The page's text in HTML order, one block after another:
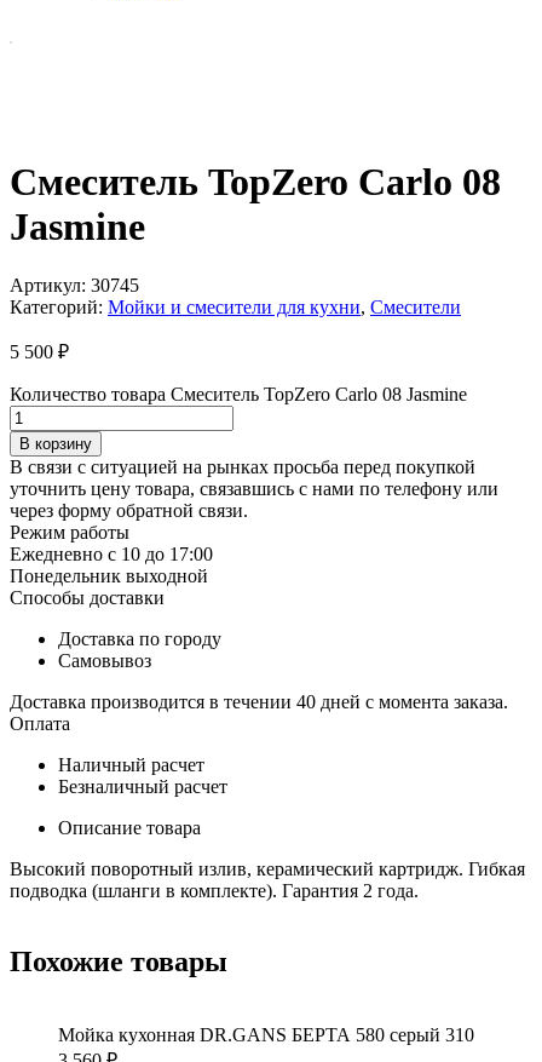
Смеситель TopZero Carlo 08
Jasmine
Артикул: 30745
Категорий: Мойки и смесители для кухни, Смесители
5 500 ₽
Количество товара Смеситель TopZero Carlo 08 Jasmine
В корзину
В связи с ситуацией на рынках просьба перед покупкой
уточнить цену товара, связавшись с нами по телефону или
через форму обратной связи.
Режим работы
Ежедневно с 10 до 17:00
Понедельник выходной
Способы доставки
Доставка по городу
Самовывоз
Доставка производится в течении 40 дней с момента заказа.
Оплата
Наличный расчет
Безналичный расчет
Описание товара
Высокий поворотный излив, керамический картридж. Гибкая
подводка (шланги в комплекте). Гарантия 2 года.
Похожие товары
Мойка кухонная DR.GANS БЕРТА 580 серый 310